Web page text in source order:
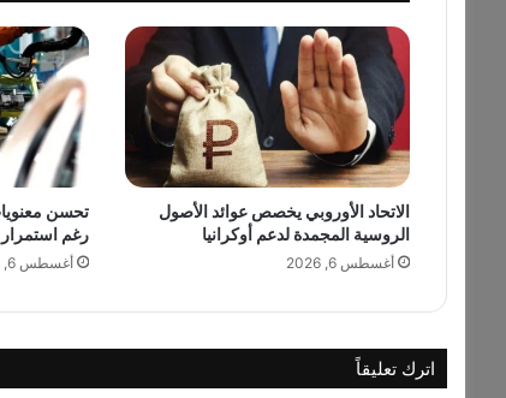
س
ت
ا
د
م
ن
ا
أ
و
ا
ل
الاتحاد الأوروبي يخصص عوائد الأصول
الروسية المجمدة لدعم أوكرانيا
أغسطس 6, 2026
تحسن
رغم استمرار
أغسطس 6, 2026
اترك تعليقاً